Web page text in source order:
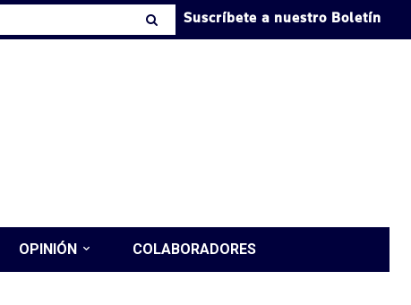
Suscríbete a nuestro Boletín
OPINIÓN COLABORADORES